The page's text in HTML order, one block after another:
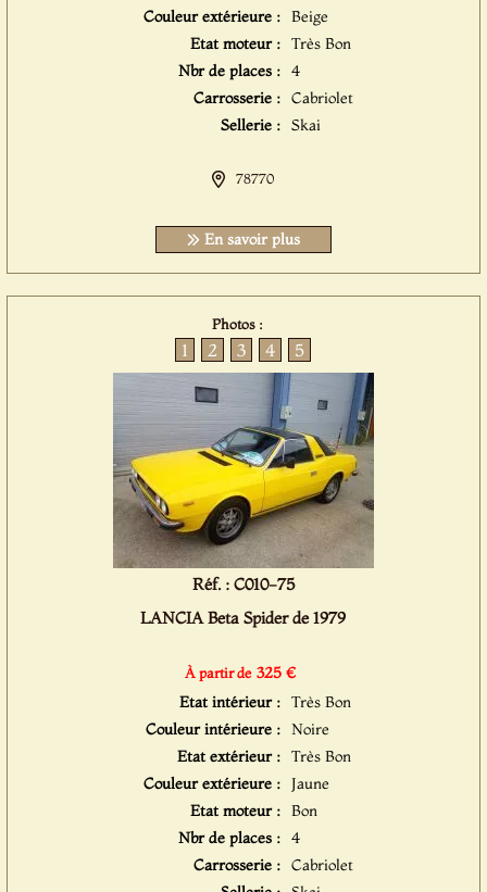
Couleur extérieure : Beige
Etat moteur : Très Bon
Nbr de places : 4
Carrosserie : Cabriolet
Sellerie : Skai
78770
En savoir plus
Photos :
1 2 3 4 5
Réf. : C010-75
LANCIA Beta Spider de 1979
À partir de 325 €
Etat intérieur : Très Bon
Couleur intérieure : Noire
Etat extérieur : Très Bon
Couleur extérieure : Jaune
Etat moteur : Bon
Nbr de places : 4
Carrosserie : Cabriolet